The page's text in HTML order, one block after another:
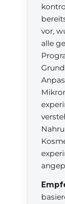
vor,
alle